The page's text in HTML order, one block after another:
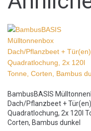
BambusBASIS
Dach/Pflanzbeet +
Quadratlochung, 2x 120l
Corten, Bambus dunkel